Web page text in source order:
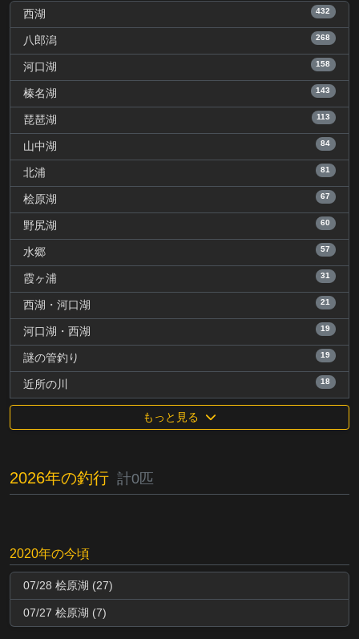
西湖 432
八郎潟 268
河口湖 158
榛名湖 143
琵琶湖 113
山中湖 84
北浦 81
桧原湖 67
野尻湖 60
水郷 57
霞ヶ浦 31
西湖・河口湖 21
河口湖・西湖 19
謎の管釣り 19
近所の川 18
もっと見る
2026年の釣行 計0匹
2020年の今頃
07/28 桧原湖 (27)
07/27 桧原湖 (7)